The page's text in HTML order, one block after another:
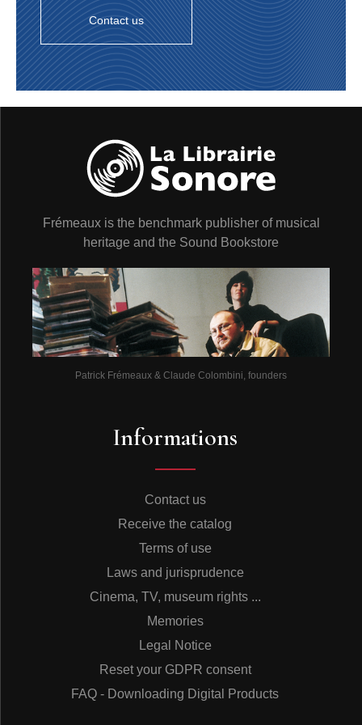
CD1 - HISTOIRE DES SCIENCES DU CLIMAT
Introduction 4’19
Le climat et le vivant 5’30
Risque de biodiversité comparé au risque
La responsabilité humaine 4’39
Histoire de l’effet de serre 6’02
Décalage entre calcul et réalité visible 4’46
Les années 80 : début des alertes 5’33
Les premières modélisations climatiques 7’21
Création du GIEC – reconnaissance de la recherche
Mode de fonctionnement du GIEC 5’20
Le bilan de 50 ans de modélisation climatique ? 4’15
et les évènements extrêmes 5’01
Les COP se succèdent et peu de changement
L’inertie du changement climatique (1) 8’14
Contact us
Frémeaux is the benchmark publisher of musical
heritage and the Sound Bookstore
Patrick Frémeaux & Claude Colombini, founders
Informations
Contact us
Receive the catalog
Terms of use
Laws and jurisprudence
Cinema, TV, museum rights ...
Memories
Legal Notice
Reset your GDPR consent
FAQ - Downloading Digital Products